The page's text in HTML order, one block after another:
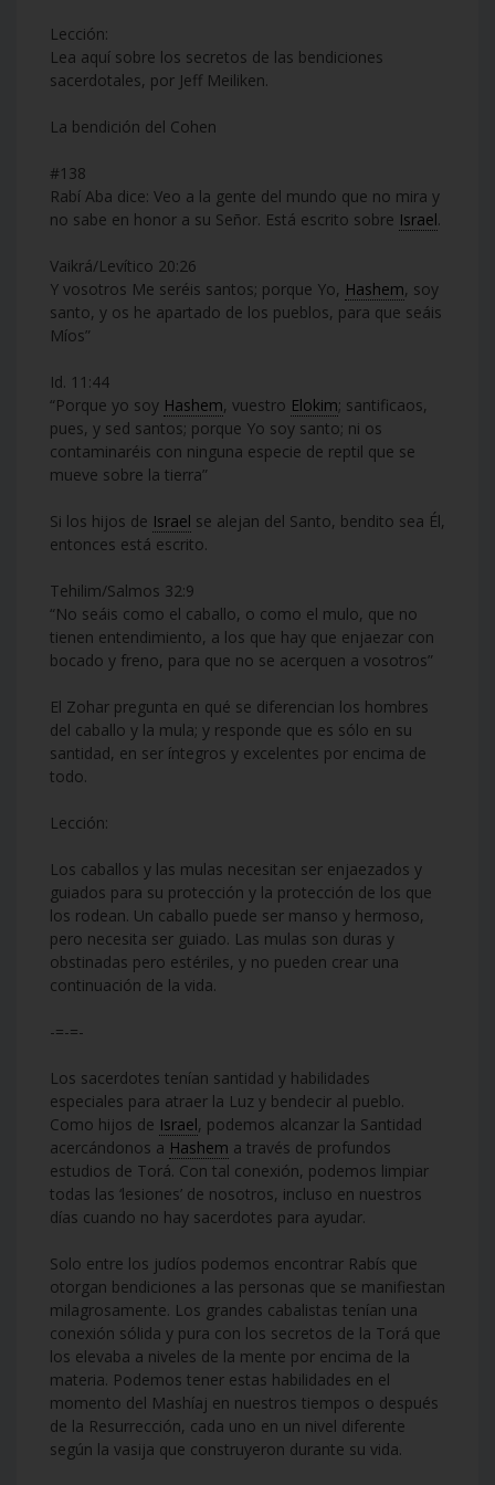
Lección:
Lea aquí sobre los secretos de las bendiciones
sacerdotales, por Jeff Meiliken.
La bendición del Cohen
#138
Rabí Aba dice: Veo a la gente del mundo que no mira y
no sabe en honor a su Señor. Está escrito sobre Israel.
Vaikrá/Levítico 20:26
Y vosotros Me seréis santos; porque Yo, Hashem, soy
santo, y os he apartado de los pueblos, para que seáis
Míos”
Id. 11:44
“Porque yo soy Hashem, vuestro Elokim; santificaos,
pues, y sed santos; porque Yo soy santo; ni os
contaminaréis con ninguna especie de reptil que se
mueve sobre la tierra”
Si los hijos de Israel se alejan del Santo, bendito sea Él,
entonces está escrito.
Tehilim/Salmos 32:9
“No seáis como el caballo, o como el mulo, que no
tienen entendimiento, a los que hay que enjaezar con
bocado y freno, para que no se acerquen a vosotros”
El Zohar pregunta en qué se diferencian los hombres
del caballo y la mula; y responde que es sólo en su
santidad, en ser íntegros y excelentes por encima de
todo.
Lección:
Los caballos y las mulas necesitan ser enjaezados y
guiados para su protección y la protección de los que
los rodean. Un caballo puede ser manso y hermoso,
pero necesita ser guiado. Las mulas son duras y
obstinadas pero estériles, y no pueden crear una
continuación de la vida.
-=-=-
Los sacerdotes tenían santidad y habilidades
especiales para atraer la Luz y bendecir al pueblo.
Como hijos de Israel, podemos alcanzar la Santidad
acercándonos a Hashem a través de profundos
estudios de Torá. Con tal conexión, podemos limpiar
todas las ‘lesiones’ de nosotros, incluso en nuestros
días cuando no hay sacerdotes para ayudar.
Solo entre los judíos podemos encontrar Rabís que
otorgan bendiciones a las personas que se manifiestan
milagrosamente. Los grandes cabalistas tenían una
conexión sólida y pura con los secretos de la Torá que
los elevaba a niveles de la mente por encima de la
materia. Podemos tener estas habilidades en el
momento del Mashíaj en nuestros tiempos o después
de la Resurrección, cada uno en un nivel diferente
según la vasija que construyeron durante su vida.